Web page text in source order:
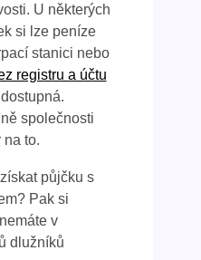
U některých
si lze peníze
stanici nebo
registru a účtu
společnosti
na to.
půjčku s
Pak si
v
dlužníků